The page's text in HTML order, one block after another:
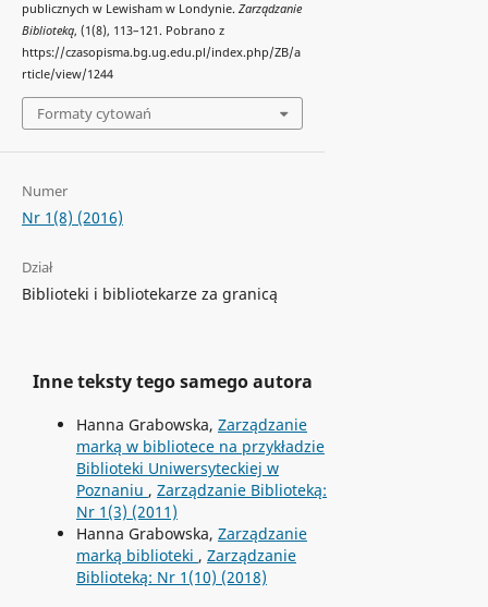
publicznych w Lewisham w Londynie. Zarządzanie
Biblioteką, (1(8), 113–121. Pobrano z
https://czasopisma.bg.ug.edu.pl/index.php/ZB/a
rticle/view/1244
Formaty cytowań
Numer
Nr 1(8) (2016)
Dział
Biblioteki i bibliotekarze za granicą
Inne teksty tego samego autora
Hanna Grabowska, Zarządzanie
marką w bibliotece na przykładzie
Biblioteki Uniwersyteckiej w
Poznaniu , Zarządzanie Biblioteką:
Nr 1(3) (2011)
Hanna Grabowska, Zarządzanie
marką biblioteki , Zarządzanie
Biblioteką: Nr 1(10) (2018)